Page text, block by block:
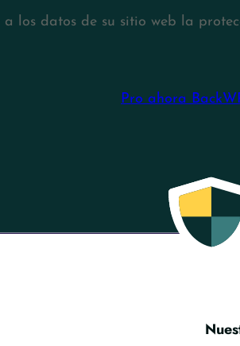
a los datos de su sitio web la
Pro ahora